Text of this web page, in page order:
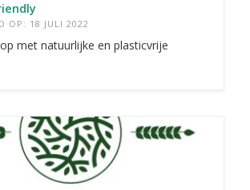
OP: 18 JULI 2022
met natuurlijke en plasticvrije